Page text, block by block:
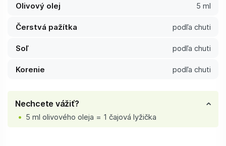
Olivový olej 5 ml
Čerstvá pažítka podľa chuti
Soľ podľa chuti
Korenie podľa chuti
Nechcete vážiť?
5 ml olivového oleja = 1 čajová lyžička